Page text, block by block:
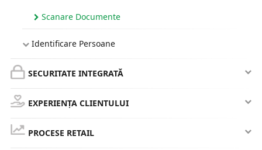
Scanare Documente
Identificare Persoane
SECURITATE INTEGRATĂ
EXPERIENȚA CLIENTULUI
PROCESE RETAIL